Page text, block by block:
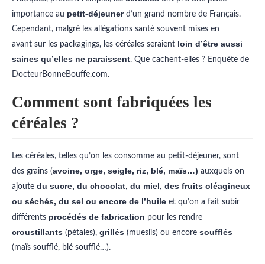
importance au petit-déjeunerd’un grand nombre de Français.
Cependant, malgré les allégations santé souvent mises en
avant sur les packagings, les céréales seraient loin d’être aussi
saines qu’elles ne paraissent. Que cachent-elles ? Enquête de
DocteurBonneBouffe.com.
Comment sont fabriquées les
céréales ?
Les céréales, telles qu’on les consomme au petit-déjeuner, sont
des grains (avoine, orge, seigle, riz, blé, maïs…) auxquels on
ajoute du sucre, du chocolat, du miel, des fruits oléagineux
ou séchés, du sel ou encore de l’huile et qu’on a fait subir
différents procédés de fabrication pour les rendre
croustillants (pétales), grillés (mueslis) ou encore soufflés
(maïs soufflé, blé soufflé…).